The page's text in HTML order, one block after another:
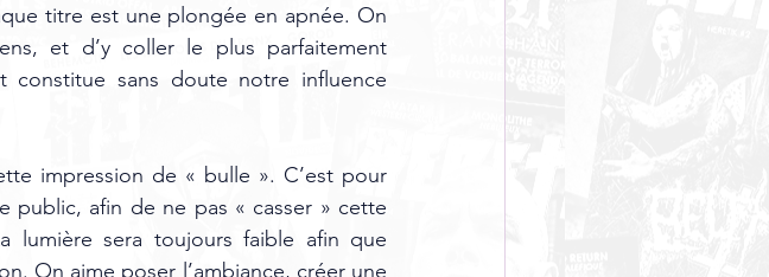
titre est une plongée en apnée. On
et d’y coller le plus parfaitement
constitue sans doute notre influence
impression de « bulle ». C’est pour
afin de ne pas « casser » cette
lumière sera toujours faible afin que
On aime poser l’ambiance, créer une